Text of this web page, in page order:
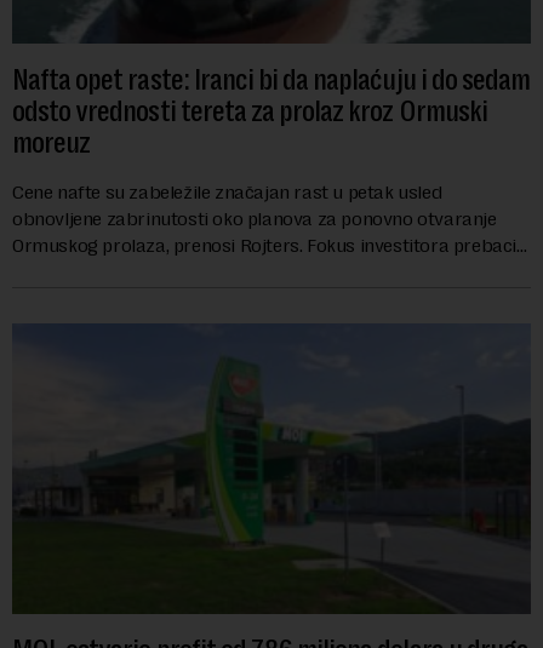
Nafta opet raste: Iranci bi da naplaćuju i do sedam
odsto vrednosti tereta za prolaz kroz Ormuski
moreuz
Cene nafte su zabeležile značajan rast u petak usled
obnovljene zabrinutosti oko planova za ponovno otvaranje
Ormuskog prolaza, prenosi Rojters. Fokus investitora prebacio